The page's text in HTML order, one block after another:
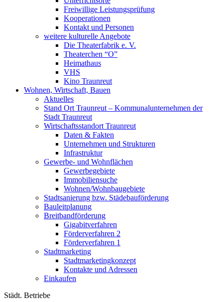
Freiwillige Leistungsprüfung
Kooperationen
Kontakt und Personen
weitere kulturelle Angebote
Die Theaterfabrik e. V.
Theaterchen “O”
Heimathaus
VHS
Kino Traunreut
Wohnen, Wirtschaft, Bauen
Aktuelles
Stand Ort Traunreut – Kommunalunternehmen der
Stadt Traunreut
Wirtschaftsstandort Traunreut
Daten & Fakten
Unternehmen und Strukturen
Infrastruktur
Gewerbe- und Wohnflächen
Gewerbegebiete
Immobiliensuche
Wohnen/Wohnbaugebiete
Stadtsanierung bzw. Städebauförderung
Bauleitplanung
Breitbandförderung
Gigabitverfahren
Förderverfahren 2
Förderverfahren 1
Stadtmarketing
Stadtmarketingkonzept
Kontakte und Adressen
Einkaufen
Städt. Betriebe